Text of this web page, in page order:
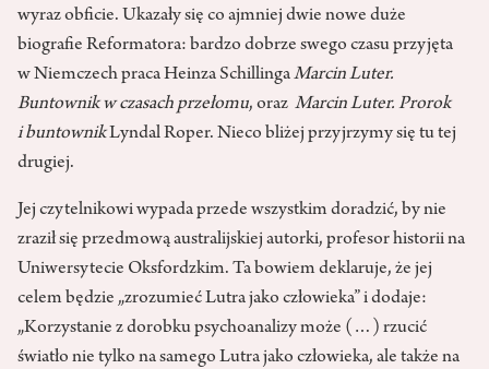
wyraz obficie. Ukazały się co ajmniej dwie nowe duże
biografie Reformatora: bardzo dobrze swego czasu przyjęta
w Niemczech praca Heinza SchillingaMarcin Luter.
Buntownik w czasach przełomu, oraz Marcin Luter. Prorok
i buntownikLyndal Roper. Nieco bliżej przyjrzymy się tu tej
drugiej.
Jej czytelnikowi wypada przede wszystkim doradzić, by nie
zraził się przedmową australijskiej autorki, profesor historii na
Uniwersytecie Oksfordzkim. Ta bowiem deklaruje, że jej
celem będzie „zrozumieć Lutra jako człowieka” i dodaje:
„Korzystanie z dorobku psychoanalizy może (…) rzucić
światło nie tylko na samego Lutra jako człowieka, ale także na